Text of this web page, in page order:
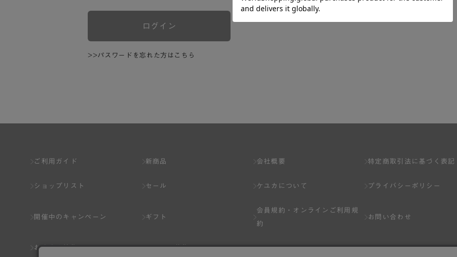
ログイン
>>パスワードを忘れた方はこちら
ご利用ガイド
ショップリスト
開催中のキャンペーン
おすすめ特集
新商品
セール
ギフト
スタッフ募集
会社概要
ケユカについて
会員規約・
オンラインご利用規
約
Q&A
特定商取引法に基づく表記
プライバシーポリシー
お問い合わせ